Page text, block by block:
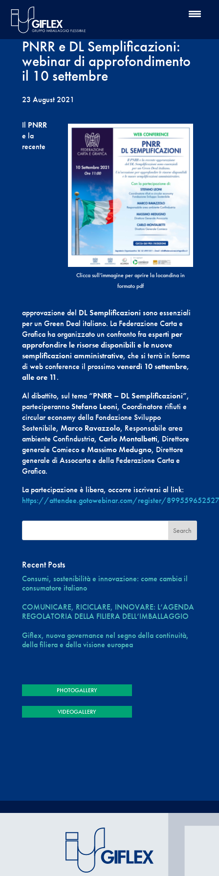
PNRR e DL Semplificazioni:
webinar di approfondimento
il 10 settembre
23 August 2021
Clicca sull’immagine per aprire la locandina in
formato pdf
Il PNRR
e la
recente
approvazione del DL Semplificazioni sono essenziali
per un Green Deal italiano. La Federazione Carta e
Grafica ha organizzato un confronto fra esperti per
approfondire le risorse disponibili e le nuove
semplificazioni amministrative, che si terrà in forma
di web conference il prossimovenerdì 10 settembre,
alle ore 11.
Al dibattito, sul tema“PNRR – DL Semplificazioni”,
parteciperannoStefano Leoni, Coordinatore rifiuti e
circular economy della Fondazione Sviluppo
Sostenibile, Marco Ravazzolo, Responsabile area
ambiente Confindustria, Carlo Montalbetti, Direttore
generale Comieco e Massimo Medugno, Direttore
generale di Assocarta e della Federazione Carta e
Grafica.
La partecipazione è libera, occorre iscriversi al link:
https://attendee.gotowebinar.com/register/
Recent Posts
Consumi, sostenibilità e innovazione: come cambia il
consumatore italiano
COMUNICARE, RICICLARE, INNOVARE: L’AGENDA
REGOLATORIA DELLA FILIERA DELL’IMBALLAGGIO
Giflex, nuova governance nel segno della continuità,
della filiera e della visione europea
PHOTOGALLERY
VIDEOGALLERY